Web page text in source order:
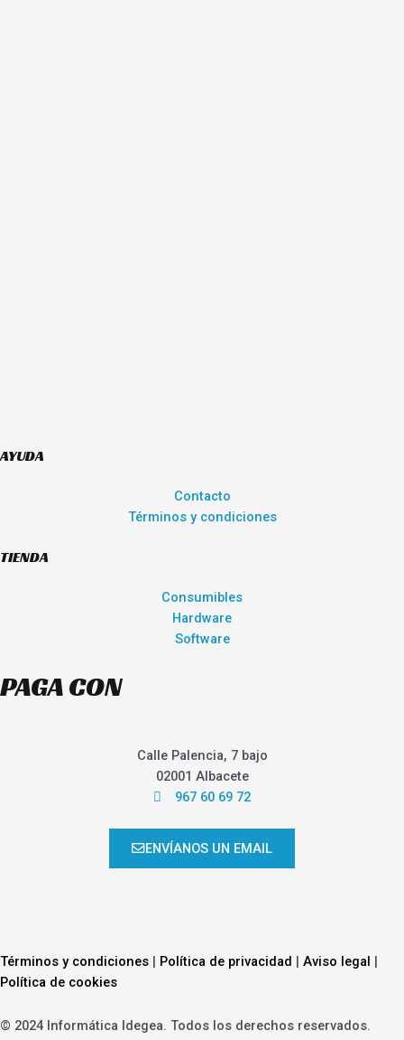
AYUDA
Contacto
Términos y condiciones
TIENDA
Consumibles
Hardware
Software
PAGA CON
Calle Palencia, 7 bajo
02001 Albacete
967 60 69 72
ENVÍANOS UN EMAIL
Términos y condiciones | Política de privacidad | Aviso legal |
Política de cookies
© 2024 Informática Idegea. Todos los derechos reservados.